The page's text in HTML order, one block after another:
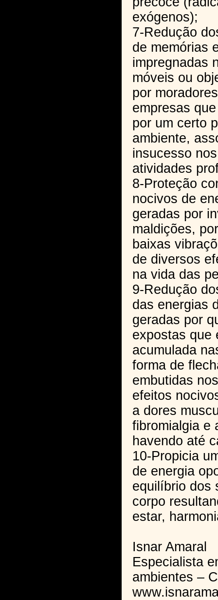
exógenos);
7-Redução
de memórias
impregnadas
móveis ou
por
empresas
por um certo
ambiente,
insucesso
atividades
8-Proteção
nocivos de
geradas por
maldições,
baixas
de diversos
na vida das
9-Redução
das energias
geradas por
expostas que
acumulada
forma de
embutidas
efeitos
a dores
fibromialgia e
havendo até
10-Propicia
de energia
equilíbrio dos
corpo
estar,
Isnar Amaral
Especialista
ambientes –